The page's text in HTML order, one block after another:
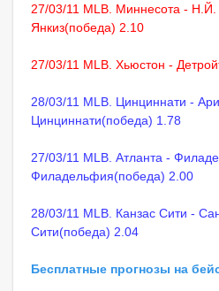
27/03/11 MLB. Миннесота -
Янкиз(победа) 2.10
27/03/11 MLB. Хьюстон -
28/03/11 MLB. Цинциннати -
Цинциннати(победа) 1.78
27/03/11 MLB. Атланта -
Филадельфия(победа) 2.00
28/03/11 MLB. Канзас Сити -
Сити(победа) 2.04
Бесплатные прогнозы на